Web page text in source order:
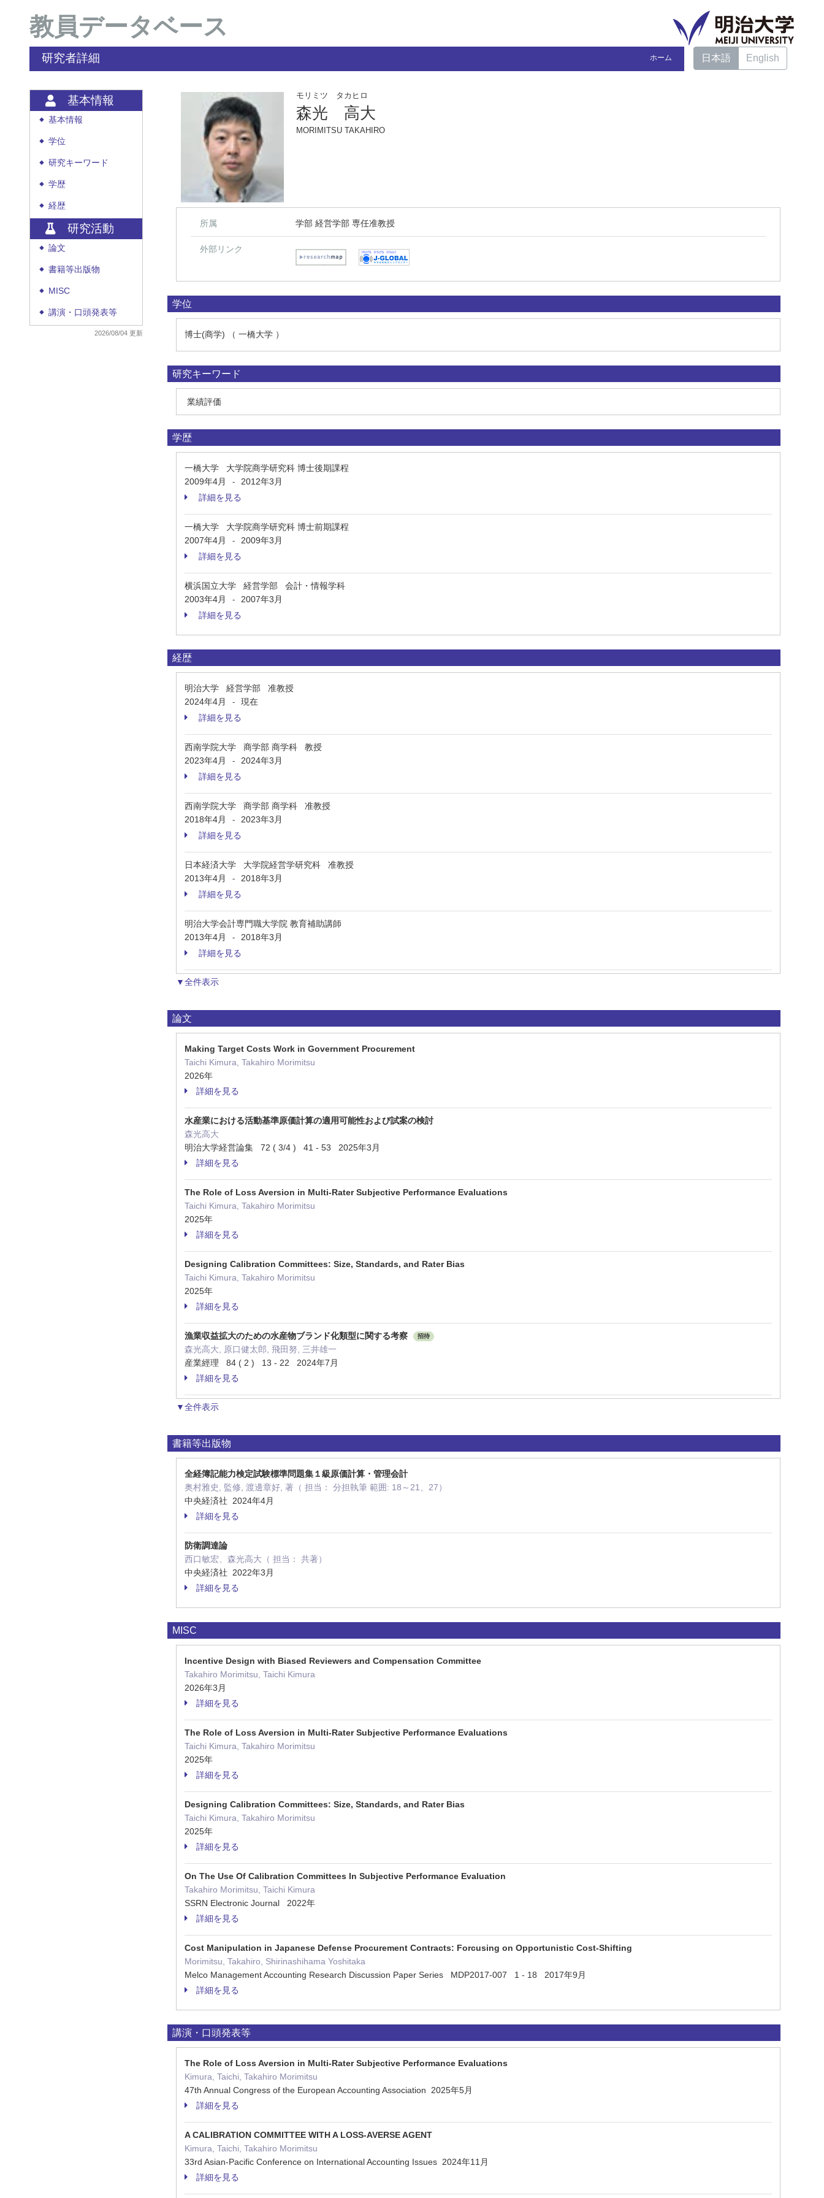
教員データベース
研究者詳細 ホーム 日本語 English
基本情報
◆ 基本情報
◆ 学位
◆ 研究キーワード
◆ 学歴
◆ 経歴
研究活動
◆ 論文
◆ 書籍等出版物
◆ MISC
◆ 講演・口頭発表等
2026/08/04 更新
モリミツ タカヒロ
森光 高大
MORIMITSU TAKAHIRO
所属 学部 経営学部 専任准教授
外部リンク
学位
博士(商学) （ 一橋大学 ）
研究キーワード
業績評価
学歴
一橋大学 大学院商学研究科 博士後期課程
2009年4月
-
2012年3月
詳細を見る
一橋大学 大学院商学研究科 博士前期課程
2007年4月
-
2009年3月
詳細を見る
横浜国立大学 経営学部 会計・情報学科
2003年4月
-
2007年3月
詳細を見る
経歴
明治大学 経営学部 准教授
2024年4月
-
現在
詳細を見る
西南学院大学 商学部 商学科 教授
2023年4月
-
2024年3月
詳細を見る
西南学院大学 商学部 商学科 准教授
2018年4月
-
2023年3月
詳細を見る
日本経済大学 大学院経営学研究科 准教授
2013年4月
-
2018年3月
詳細を見る
明治大学会計専門職大学院 教育補助講師
2013年4月
-
2018年3月
詳細を見る
▼全件表示
論文
Making Target Costs Work in Government Procurement
Taichi Kimura, Takahiro Morimitsu
2026年
詳細を見る
水産業における活動基準原価計算の適用可能性および試案の検討
森光高大
明治大学経営論集 72 ( 3/4 ) 41 - 53 2025年3月
詳細を見る
The Role of Loss Aversion in Multi-Rater Subjective Performance Evaluations
Taichi Kimura, Takahiro Morimitsu
2025年
詳細を見る
Designing Calibration Committees: Size, Standards, and Rater Bias
Taichi Kimura, Takahiro Morimitsu
2025年
詳細を見る
漁業収益拡大のための水産物ブランド化類型に関する考察 招待
森光高大, 原口健太郎, 飛田努, 三井雄一
産業經理 84 ( 2 ) 13 - 22 2024年7月
詳細を見る
▼全件表示
書籍等出版物
全経簿記能力検定試験標準問題集１級原価計算・管理会計
奥村雅史, 監修, 渡邊章好, 著（ 担当： 分担執筆 範囲: 18～21、27）
中央経済社 2024年4月
詳細を見る
防衛調達論
西口敏宏、森光高大（ 担当： 共著）
中央経済社 2022年3月
詳細を見る
MISC
Incentive Design with Biased Reviewers and Compensation Committee
Takahiro Morimitsu, Taichi Kimura
2026年3月
詳細を見る
The Role of Loss Aversion in Multi-Rater Subjective Performance Evaluations
Taichi Kimura, Takahiro Morimitsu
2025年
詳細を見る
Designing Calibration Committees: Size, Standards, and Rater Bias
Taichi Kimura, Takahiro Morimitsu
2025年
詳細を見る
On The Use Of Calibration Committees In Subjective Performance Evaluation
Takahiro Morimitsu, Taichi Kimura
SSRN Electronic Journal 2022年
詳細を見る
Cost Manipulation in Japanese Defense Procurement Contracts: Forcusing on Opportunistic Cost-Shifting
Morimitsu, Takahiro, Shirinashihama Yoshitaka
Melco Management Accounting Research Discussion Paper Series MDP2017-007 1 - 18 2017年9月
詳細を見る
講演・口頭発表等
The Role of Loss Aversion in Multi-Rater Subjective Performance Evaluations
Kimura, Taichi, Takahiro Morimitsu
47th Annual Congress of the European Accounting Association 2025年5月
詳細を見る
A CALIBRATION COMMITTEE WITH A LOSS-AVERSE AGENT
Kimura, Taichi, Takahiro Morimitsu
33rd Asian-Pacific Conference on International Accounting Issues 2024年11月
詳細を見る